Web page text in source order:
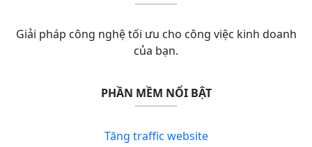
Giải pháp công nghệ tối ưu cho công việc kinh doanh
của bạn.
PHẦN MỀM NỔI BẬT
Tăng traffic website